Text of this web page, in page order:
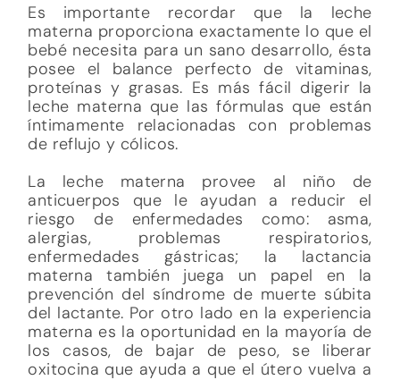
Es importante recordar que la leche
materna proporciona exactamente lo que el
bebé necesita para un sano desarrollo, ésta
posee el balance perfecto de vitaminas,
proteínas y grasas. Es más fácil digerir la
leche materna que las fórmulas que están
íntimamente relacionadas con problemas
de reflujo y cólicos.
La leche materna provee al niño de
anticuerpos que le ayudan a reducir el
riesgo de enfermedades como: asma,
alergias, problemas respiratorios,
enfermedades gástricas; la lactancia
materna también juega un papel en la
prevención del síndrome de muerte súbita
del lactante. Por otro lado en la experiencia
materna es la oportunidad en la mayoría de
los casos, de bajar de peso, se liberar
oxitocina que ayuda a que el útero vuelva a